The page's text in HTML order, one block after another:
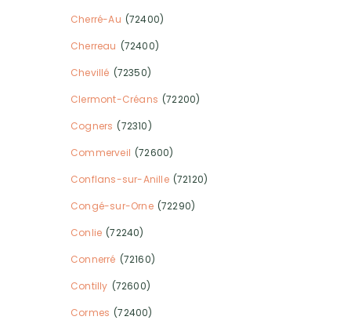
Cherré-Au (72400)
Cherreau (72400)
Chevillé (72350)
Clermont-Créans (72200)
Cogners (72310)
Commerveil (72600)
Conflans-sur-Anille (72120)
Congé-sur-Orne (72290)
Conlie (72240)
Connerré (72160)
Contilly (72600)
Cormes (72400)